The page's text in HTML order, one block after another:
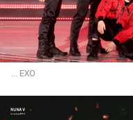
... EXO